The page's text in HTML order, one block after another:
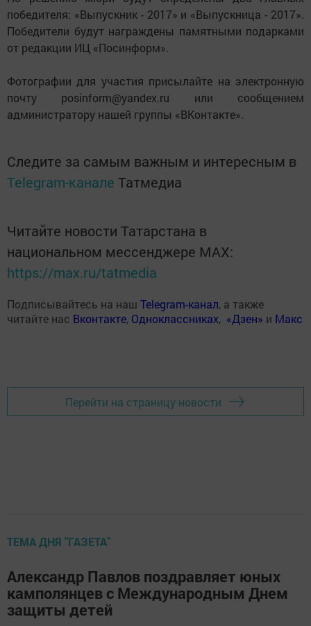
победителя: «Выпускник - 2017» и «Выпускница - 2017».
Победители будут награждены памятными подарками
от редакции ИЦ «Посинформ».
Фотографии для участия присылайте на электронную
почту posinform@yandex.ru или сообщением
администратору нашей группы «ВКонтакте».
Следите за самым важным и интересным в
Telegram-канале Татмедиа
Читайте новости Татарстана в
национальном мессенджере MАХ:
https://max.ru/tatmedia
Подписывайтесь на наш Telegram-канал, а также
читайте нас Вконтакте, Одноклассниках, «Дзен» и Макс
Перейти на страницу новости
ТЕМА ДНЯ "ГАЗЕТА"
Александр Павлов поздравляет юных
камполянцев с Международным Днем
защиты детей